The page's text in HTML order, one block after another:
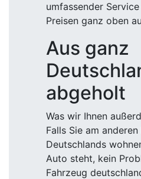
umfassender
Preisen ganz oben
Aus ganz
abgeholt
Was wir Ihnen
Falls Sie am anderen
Deutschlands
Auto steht, kein
Fahrzeug